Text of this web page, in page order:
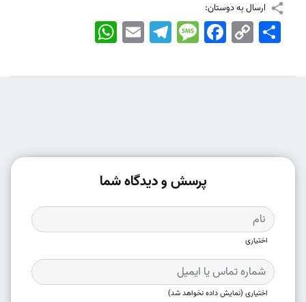
ارسال به دوستان:
WhatsApp EmailTelegramMessageFacebook Copy
Link
اشتراک
پرسش و دیدگاه شما
اختیاری
اختیاری (نمایش داده نخواهد شد)